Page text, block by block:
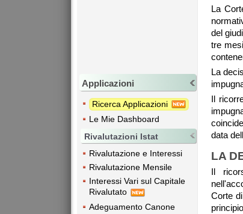
Applicazioni
Ricerca Applicazioni
Le Mie Dashboard
Rivalutazioni Istat
Rivalutazione e Interessi
Rivalutazione Mensile
Interessi Vari sul Capitale
Rivalutato
Adeguamento Canone
La
del
tre
La
Il
data
LA
Il
Corte